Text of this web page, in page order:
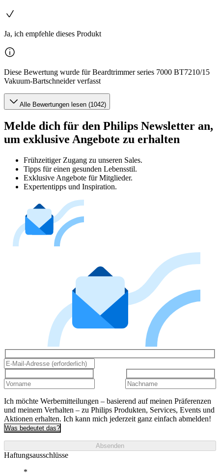
Ja, ich empfehle dieses Produkt
Diese Bewertung wurde für Beardtrimmer series 7000 BT7210/15
Vakuum-Bartschneider verfasst
Alle Bewertungen lesen (1042)
Melde dich für den Philips Newsletter an,
um exklusive Angebote zu erhalten
Frühzeitiger Zugang zu unseren Sales.
Tipps für einen gesunden Lebensstil.
Exklusive Angebote für Mitglieder.
Expertentipps und Inspiration.
Ich möchte Werbemitteilungen – basierend auf meinen Präferenzen
und meinem Verhalten – zu Philips Produkten, Services, Events und
Aktionen erhalten. Ich kann mich jederzeit ganz einfach abmelden!
Was bedeutet das?
Absenden
Haftungsausschlüsse